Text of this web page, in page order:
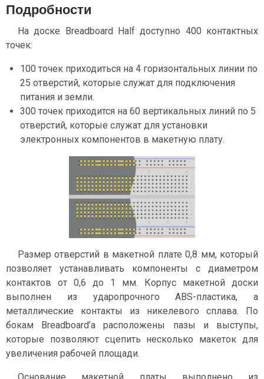
Подробности
На доске Breadboard Half доступно 400 контактных
точек:
100 точек приходиться на 4 горизонтальных линии по
25 отверстий, которые служат для подключения
питания и земли.
300 точек приходится на 60 вертикальных линий по 5
отверстий, которые служат для установки
электронных компонентов в макетную плату.
Размер отверстий в макетной плате 0,8 мм, который
позволяет устанавливать компоненты с диаметром
контактов от 0,6 до 1 мм. Корпус макетной доски
выполнен из ударопрочного ABS-пластика, а
металлические контакты из никелевого сплава. По
бокам Breadboard’а расположены пазы и выступы,
которые позволяют сцепить несколько макеток для
увеличения рабочей площади.